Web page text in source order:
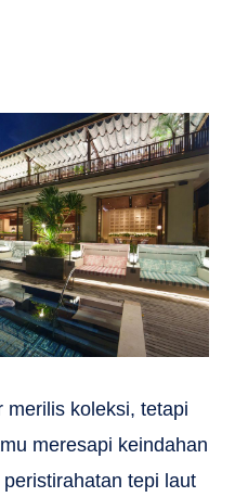
merilis koleksi, tetapi
meresapi keindahan
tepi laut